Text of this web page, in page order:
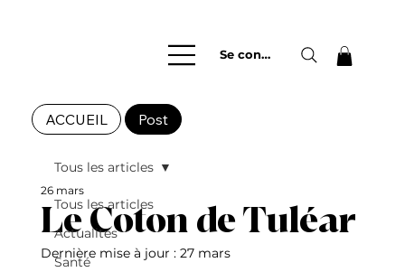
Se connecter
Tous les articles
Actualités
Santé
Tous les articles
Le Coton de Tuléar
26 mars
Dernière mise à jour : 27 mars
ACCUEIL Post